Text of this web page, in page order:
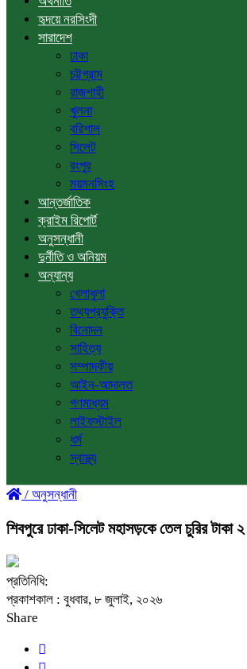
হৃদয়ে নরসিংদী
সারাদেশ
ঢাকা
চট্টগ্রাম
রাজশাহী
খুলনা
বরিশাল
সিলেট
রংপুর
ময়মনসিংহ
আন্তর্জাতিক
ক্রাইম রিপোর্ট
অনুসন্ধানী
দুর্নীতি ও অনিয়ম
অন্যান্য
খেলাধুলা
তথ্যপ্রযুক্তি
বিনোদন
সাহিত্য
সম্পাদকীয়
আইন-আদালত
গণমাধ্যম
লাইফস্টাইল
ধর্ম
স্বাস্থ্য
/ অনুসন্ধানী
শিবপুরে ঢাকা-সিলেট মহাসড়কে তেল চুরির টাকা
প্রতিনিধি:
প্রকাশকাল : বুধবার, ৮ জুলাই, ২০২৬
Share